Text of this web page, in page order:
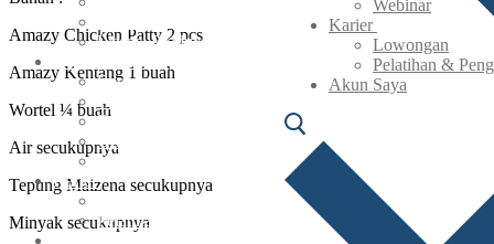
Webinar
Karier
Lowongan
Pelatihan &
Akun Saya
Lisensi Produksi
Berita
Artikel
Resep
UMKM Naik Kelas Bersama SNI
Webinar
Karier
Pelatihan & Pengembangan
Amazy Chicken Patty 2 pcs
Amazy Kentang 1 buah
Wortel ¼ buah
Air secukupnya
Tepung Maizena secukupnya
Minyak secukupnya